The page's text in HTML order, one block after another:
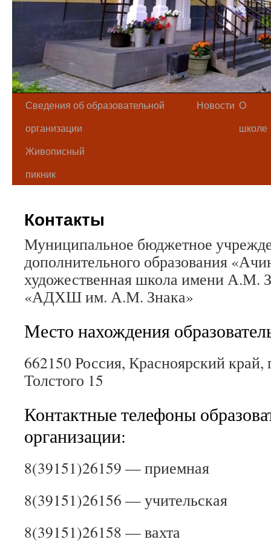
Сведения об образовательной
организации
Новости О
школе
Живописный
пикник
Контакты
Муниципальное бюджетное
дополнительного образования
художественная школа имени
«АДХШ им. А.М. Знака»
Место нахождения
662150 Россия, Красноярский
Толстого 15
Контактные телефоны
организации:
8(39151)26159 — приемная
8(39151)26156 — учительская
8(39151)26158 — вахта